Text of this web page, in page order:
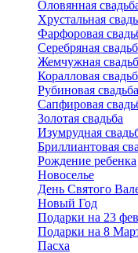
Оловянная
Хрустальная
Фарфоровая
Серебряная
Жемчужная
Коралловая
Рубиновая свадьба
Сапфировая
Золотая свадьба
Изумрудная
Бриллиантовая
Рождение ребенка
Новоселье
День Святого
Новый Год
Подарки на 23
Подарки на 8
Пасха